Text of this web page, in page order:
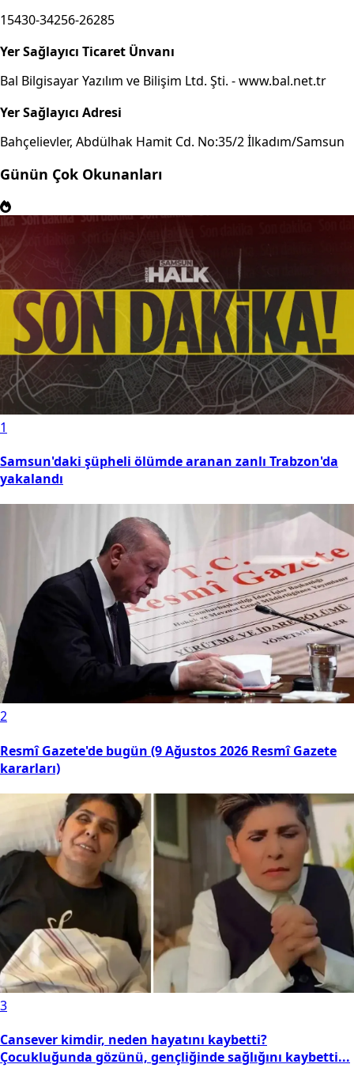
15430-34256-26285
Yer Sağlayıcı Ticaret Ünvanı
Bal Bilgisayar Yazılım ve Bilişim Ltd. Şti. - www.bal.net.tr
Yer Sağlayıcı Adresi
Bahçelievler, Abdülhak Hamit Cd. No:35/2 İlkadım/Samsun
Günün Çok Okunanları
1
Samsun'daki şüpheli ölümde aranan zanlı Trabzon'da
yakalandı
2
Resmî Gazete'de bugün (9 Ağustos 2026 Resmî Gazete
kararları)
3
Cansever kimdir, neden hayatını kaybetti?
Çocukluğunda gözünü, gençliğinde sağlığını kaybetti...